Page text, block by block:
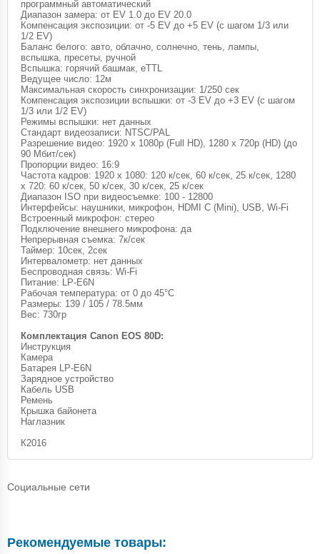
программный автоматический
Диапазон замера: от EV 1.0 до EV 20.0
Компенсация экспозиции: от -5 EV до +5 EV (с шагом 1/3 или
1/2 EV)
Баланс белого: авто, облачно, солнечно, тень, лампы,
вспышка, пресеты, ручной
Вспышка: горячий башмак, eTTL
Ведущее число: 12м
Максимальная скорость синхронизации: 1/250 сек
Компенсация экспозиции вспышки: от -3 EV до +3 EV (с шагом
1/3 или 1/2 EV)
Режимы вспышки: нет данных
Стандарт видеозаписи: NTSC/PAL
Разрешение видео: 1920 x 1080p (Full HD), 1280 x 720p (HD) (до
90 Мбит/сек)
Пропорции видео: 16:9
Частота кадров: 1920 x 1080: 120 к/сек, 60 к/сек, 25 к/сек, 1280
x 720: 60 к/сек, 50 к/сек, 30 к/сек, 25 к/сек
Диапазон ISO при видеосъемке: 100 - 12800
Интерфейсы: наушники, микрофон, HDMI C (Mini), USB, Wi-Fi
Встроенный микрофон: стерео
Подключение внешнего микрофона: да
Непрерывная съемка: 7к/сек
Таймер: 10сек, 2сек
Интервалометр: нет данных
Беспроводная связь: Wi-Fi
Питание: LP-E6N
Рабочая температура: от 0 до 45°C
Размеры: 139 / 105 / 78.5мм
Вес: 730гр
Комплектация Canon EOS 80D:
Инструкция
Камера
Батарея LP-E6N
Зарядное устройство
Кабель USB
Ремень
Крышка байонета
Наглазник
К2016
Социальные сети
Рекомендуемые товары: